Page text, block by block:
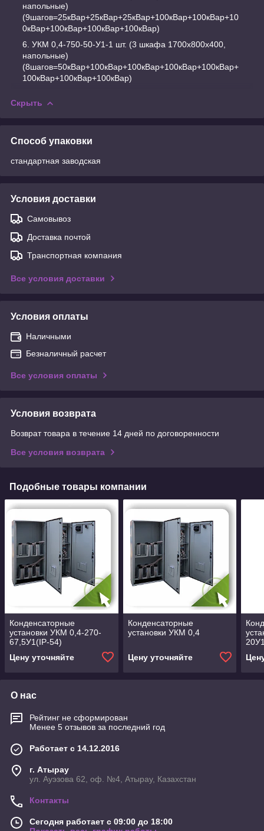
напольные)
(9шагов=25кВар+25кВар+25кВар+100кВар+100кВар+10
0кВар+100кВар+100кВар+100кВар)
УКМ 0,4-750-50-У1-1 шт. (3 шкафа 1700х800х400,
напольные)
(8шагов=50кВар+100кВар+100кВар+100кВар+100кВар+
100кВар+100кВар+100кВар)
Скрыть
Способ упаковки
стандартная заводская
Условия доставки
Самовывоз
Доставка почтой
Транспортная компания
Все условия доставки
Условия оплаты
Наличными
Безналичный расчет
Все условия оплаты
Условия возврата
Возврат товара в течение 14 дней по договоренности
Все условия возврата
Подобные товары компании
Конденсаторные
установки УКМ 0,4-270-
67,5У1(IP-54)
Цену уточняйте
Конденсаторные
установки УКМ 0,4
Цену уточняйте
О нас
Рейтинг не сформирован
Менее 5 отзывов за последний год
Работает с 14.12.2016
г. Атырау
ул. Ауэзова 62, оф. №4, Атырау, Казахстан
Контакты
Сегодня работает с 09:00 до 18:00